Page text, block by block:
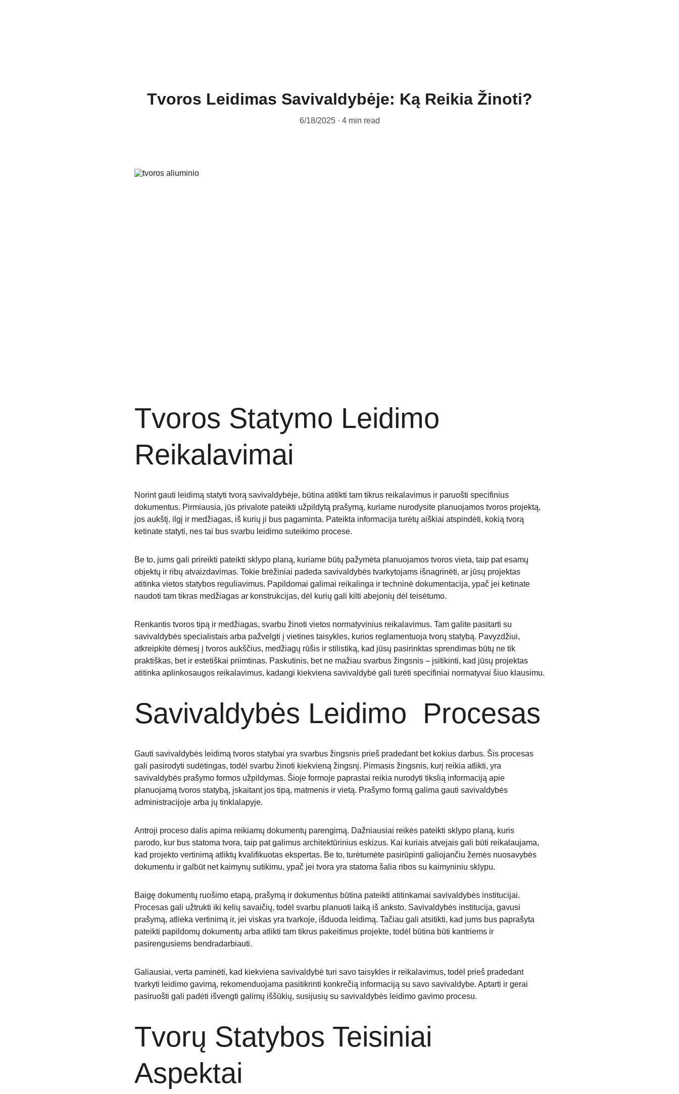
Tvoros Leidimas Savivaldybėje: Ką Reikia Žinoti?
6/18/2025 4 min read
Tvoros Statymo Leidimo
Reikalavimai
Norint gauti leidimą statyti tvorą savivaldybėje, būtina atitikti tam tikrus reikalavimus ir paruošti specifinius
dokumentus. Pirmiausia, jūs privalote pateikti užpildytą prašymą, kuriame nurodysite planuojamos tvoros projektą,
jos aukštį, ilgį ir medžiagas, iš kurių ji bus pagaminta. Pateikta informacija turėtų aiškiai atspindėti, kokią tvorą
ketinate statyti, nes tai bus svarbu leidimo suteikimo procese.
Be to, jums gali prireikti pateikti sklypo planą, kuriame būtų pažymėta planuojamos tvoros vieta, taip pat esamų
objektų ir ribų atvaizdavimas. Tokie brėžiniai padeda savivaldybės tvarkytojams išnagrinėti, ar jūsų projektas
atitinka vietos statybos reguliavimus. Papildomai galimai reikalinga ir techninė dokumentacija, ypač jei ketinate
naudoti tam tikras medžiagas ar konstrukcijas, dėl kurių gali kilti abejonių dėl teisėtumo.
Renkantis tvoros tipą ir medžiagas, svarbu žinoti vietos normatyvinius reikalavimus. Tam galite pasitarti su
savivaldybės specialistais arba pažvelgti į vietines taisykles, kurios reglamentuoja tvorų statybą. Pavyzdžiui,
atkreipkite dėmesį į tvoros aukščius, medžiagų rūšis ir stilistiką, kad jūsų pasirinktas sprendimas būtų ne tik
praktiškas, bet ir estetiškai priimtinas. Paskutinis, bet ne mažiau svarbus žingsnis – įsitikinti, kad jūsų projektas
atitinka aplinkosaugos reikalavimus, kadangi kiekviena savivaldybė gali turėti specifiniai normatyvai šiuo klausimu.
Savivaldybės Leidimo  Procesas
Gauti savivaldybės leidimą tvoros statybai yra svarbus žingsnis prieš pradedant bet kokius darbus. Šis procesas
gali pasirodyti sudėtingas, todėl svarbu žinoti kiekvieną žingsnį. Pirmasis žingsnis, kurį reikia atlikti, yra
savivaldybės prašymo formos užpildymas. Šioje formoje paprastai reikia nurodyti tikslią informaciją apie
planuojamą tvoros statybą, įskaitant jos tipą, matmenis ir vietą. Prašymo formą galima gauti savivaldybės
administracijoje arba jų tinklalapyje.
Antroji proceso dalis apima reikiamų dokumentų parengimą. Dažniausiai reikės pateikti sklypo planą, kuris
parodo, kur bus statoma tvora, taip pat galimus architektūrinius eskizus. Kai kuriais atvejais gali būti reikalaujama,
kad projekto vertinimą atliktų kvalifikuotas ekspertas. Be to, turėtumėte pasirūpinti galiojančiu žemės nuosavybės
dokumentu ir galbūt net kaimynų sutikimu, ypač jei tvora yra statoma šalia ribos su kaimyniniu sklypu.
Baigę dokumentų ruošimo etapą, prašymą ir dokumentus būtina pateikti atitinkamai savivaldybės institucijai.
Procesas gali užtrukti iki kelių savaičių, todėl svarbu planuoti laiką iš anksto. Savivaldybės institucija, gavusi
prašymą, atlieka vertinimą ir, jei viskas yra tvarkoje, išduoda leidimą. Tačiau gali atsitikti, kad jums bus paprašyta
pateikti papildomų dokumentų arba atlikti tam tikrus pakeitimus projekte, todėl būtina būti kantriems ir
pasirengusiems bendradarbiauti.
Galiausiai, verta paminėti, kad kiekviena savivaldybė turi savo taisykles ir reikalavimus, todėl prieš pradedant
tvarkyti leidimo gavimą, rekomenduojama pasitikrinti konkrečią informaciją su savo savivaldybe. Aptarti ir gerai
pasiruošti gali padėti išvengti galimų iššūkių, susijusių su savivaldybės leidimo gavimo procesu.
Tvorų Statybos Teisiniai
Aspektai